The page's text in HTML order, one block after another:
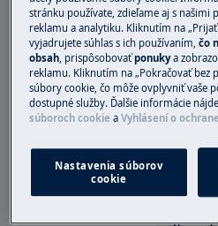
robotický vysávač
Riešenie
Robotický vysávač
je batéria dostatočne
potrebovať prestávky, ale
pokračovať, kým ho
Bol tento
stránku používate, zdieľame aj s našimi
reklamu a analytiku. Kliknutím na
vyjadrujete súhlas s ich používaním,čo
obsah, prispôsobovaťponukya
reklamu. Kliknutím na „Pokračovať bez
súbory cookie, čo môže ovplyvniť vaše
dostupné služby. Ďalšie informácie
súboroch cookie aVyhlásení o
Nastavenia súborov
cookie